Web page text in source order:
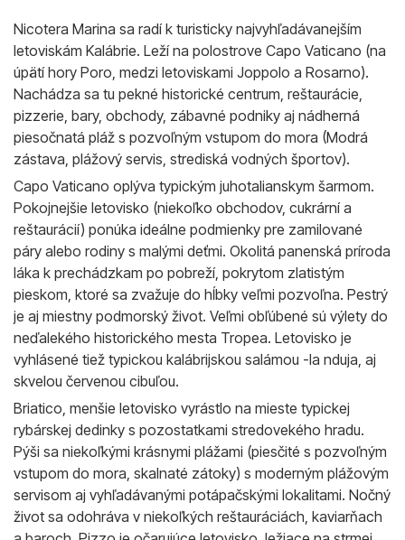
Nicotera Marina sa radí k turisticky najvyhľadávanejším
letoviskám Kalábrie. Leží na polostrove Capo Vaticano (na
úpätí hory Poro, medzi letoviskami Joppolo a Rosarno).
Nachádza sa tu pekné historické centrum, reštaurácie,
pizzerie, bary, obchody, zábavné podniky aj nádherná
piesočnatá pláž s pozvoľným vstupom do mora (Modrá
zástava, plážový servis, strediská vodných športov).
Capo Vaticano oplýva typickým juhotalianskym šarmom.
Pokojnejšie letovisko (niekoľko obchodov, cukrární a
reštaurácií) ponúka ideálne podmienky pre zamilované
páry alebo rodiny s malými deťmi. Okolitá panenská príroda
láka k prechádzkam po pobreží, pokrytom zlatistým
pieskom, ktoré sa zvažuje do hĺbky veľmi pozvoľna. Pestrý
je aj miestny podmorský život. Veľmi obľúbené sú výlety do
neďalekého historického mesta Tropea. Letovisko je
vyhlásené tiež typickou kalábrijskou salámou -la nduja, aj
skvelou červenou cibuľou.
Briatico, menšie letovisko vyrástlo na mieste typickej
rybárskej dedinky s pozostatkami stredovekého hradu.
Pýši sa niekoľkými krásnymi plážami (piesčité s pozvoľným
vstupom do mora, skalnaté zátoky) s moderným plážovým
servisom aj vyhľadávanými potápačskými lokalitami. Nočný
život sa odohráva v niekoľkých reštauráciách, kaviarňach